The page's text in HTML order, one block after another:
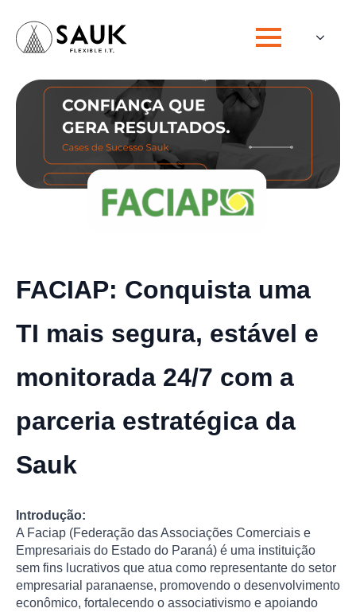
FACIAP: Conquista uma
TI mais segura, estável e
monitorada 24/7 com a
parceria estratégica da
Sauk
Introdução:
A Faciap (Federação das Associações Comerciais e
Empresariais do Estado do Paraná) é uma instituição
sem fins lucrativos que atua como representante do setor
empresarial paranaense, promovendo o desenvolvimento
econômico, fortalecendo o associativismo e apoiando